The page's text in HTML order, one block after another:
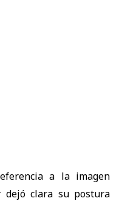
a la imagen
clara su postura